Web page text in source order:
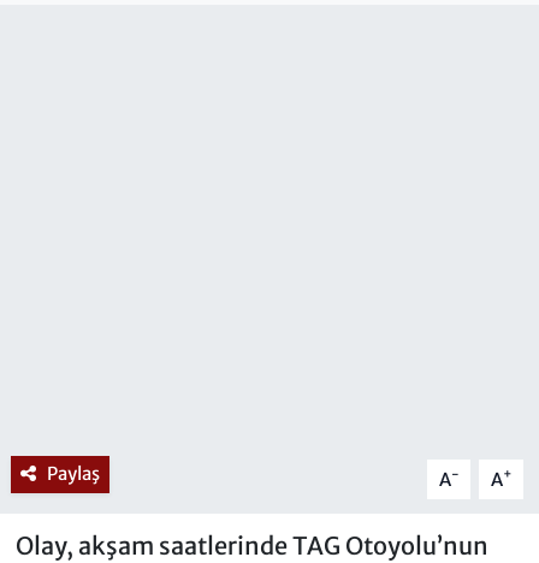
Paylaş A- A+
Olay, akşam saatlerinde TAG Otoyolu’nun